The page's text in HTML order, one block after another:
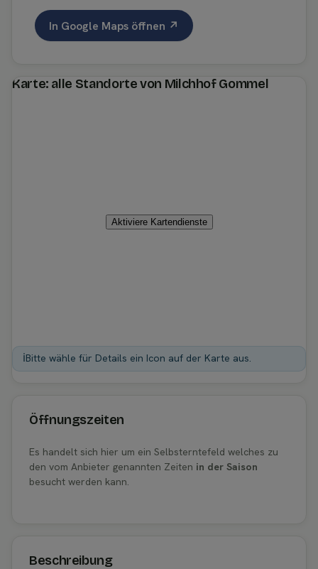
In Google Maps öffnen ↗
Karte: alle Standorte von Milchhof Gommel
Aktiviere Kartendienste
ℹ️Bitte wähle für Details ein Icon auf der Karte aus.
Öffnungszeiten
Es handelt sich hier um ein Selbsterntefeld welches zu
den vom Anbieter genannten Zeiten in der Saison
besucht werden kann.
Beschreibung